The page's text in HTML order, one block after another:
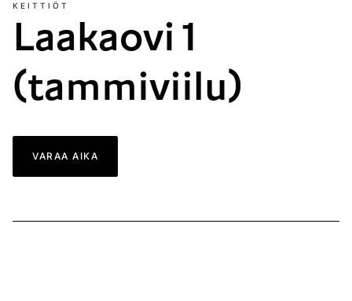
KEITTIÖT
Laakaovi 1
(tammiviilu)
VARAA AIKA